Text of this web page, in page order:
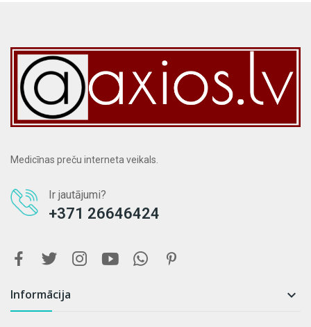
Medicīnas preču interneta veikals.
Ir jautājumi?
+371 26646424
Informācija 